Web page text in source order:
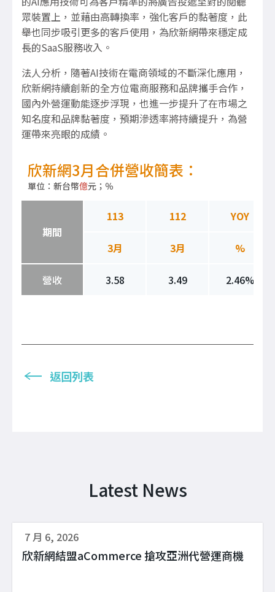
眾裝置上，並藉由高轉換率，強化客戶的黏著度，此
舉也同步吸引更多的客戶使用，為欣新網帶來穩定成
長的SaaS服務收入。
法人分析，隨著AI技術在電商領域的不斷深化應用，
欣新網持續創新的全方位電商服務和品牌攜手合作，
國內外營運動能逐步浮現，也進一步提升了在市場之
知名度和品牌黏著度，預期滲透率將持續提升，為營
運帶來亮眼的成績。
欣新網3月合併營收簡表：
單位：新台幣億元；％
期間
113 112 YOY
3月 3月 %
營收 3.58 3.49 2.46%
返回列表
Latest News
欣新網結盟aCommerce 搶攻亞洲代營運商機
7 月 6, 2026